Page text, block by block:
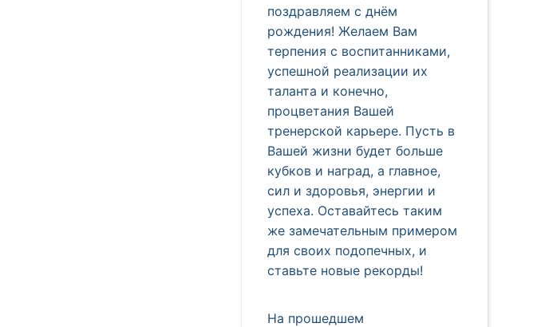
поздравляем с днём
рождения! Желаем Вам
терпения с воспитанниками,
успешной реализации их
таланта и конечно,
процветания Вашей
тренерской карьере. Пусть в
Вашей жизни будет больше
кубков и наград, а главное,
сил и здоровья, энергии и
успеха. Оставайтесь таким
же замечательным примером
для своих подопечных, и
ставьте новые рекорды!
На прошедшем